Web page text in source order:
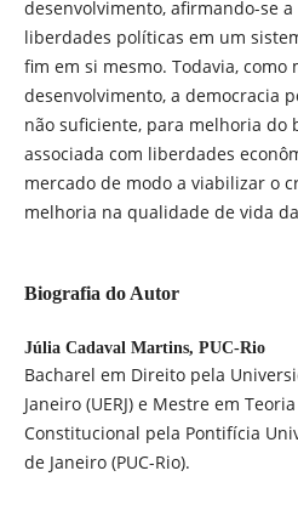
desenvolvimento, afirmando-se
liberdades políticas em um
fim em si mesmo. Todavia,
desenvolvimento, a democracia
não suficiente, para melhoria do
associada com liberdades
mercado de modo a viabilizar o
melhoria na qualidade de vida
Biografia do Autor
Júlia Cadaval Martins, PUC-Rio
Bacharel em Direito pela
Janeiro (UERJ) e Mestre em
Constitucional pela Pontifícia
de Janeiro (PUC-Rio).